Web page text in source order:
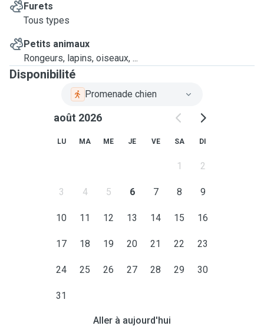
Furets
Tous types
Petits animaux
Rongeurs, lapins, oiseaux, ...
Disponibilité
Promenade chien
août 2026
LU MA ME JE VE SA DI
1 2
3 4 5 6 7 8 9
10 11 12 13 14 15 16
17 18 19 20 21 22 23
24 25 26 27 28 29 30
31
Aller à aujourd'hui